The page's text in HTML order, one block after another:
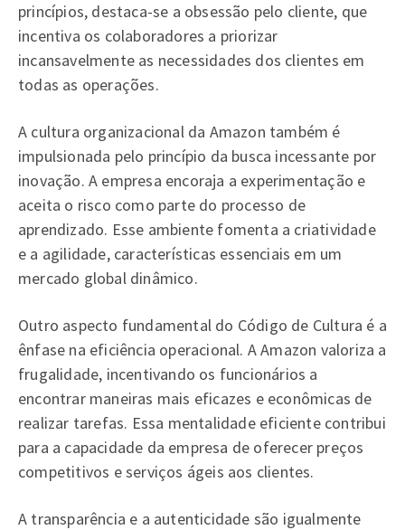
princípios, destaca-se a obsessão pelo cliente, que
incentiva os colaboradores a priorizar
incansavelmente as necessidades dos clientes em
todas as operações.
A cultura organizacional da Amazon também é
impulsionada pelo princípio da busca incessante por
inovação. A empresa encoraja a experimentação e
aceita o risco como parte do processo de
aprendizado. Esse ambiente fomenta a criatividade
e a agilidade, características essenciais em um
mercado global dinâmico.
Outro aspecto fundamental do Código de Cultura é a
ênfase na eficiência operacional. A Amazon valoriza a
frugalidade, incentivando os funcionários a
encontrar maneiras mais eficazes e econômicas de
realizar tarefas. Essa mentalidade eficiente contribui
para a capacidade da empresa de oferecer preços
competitivos e serviços ágeis aos clientes.
A transparência e a autenticidade são igualmente